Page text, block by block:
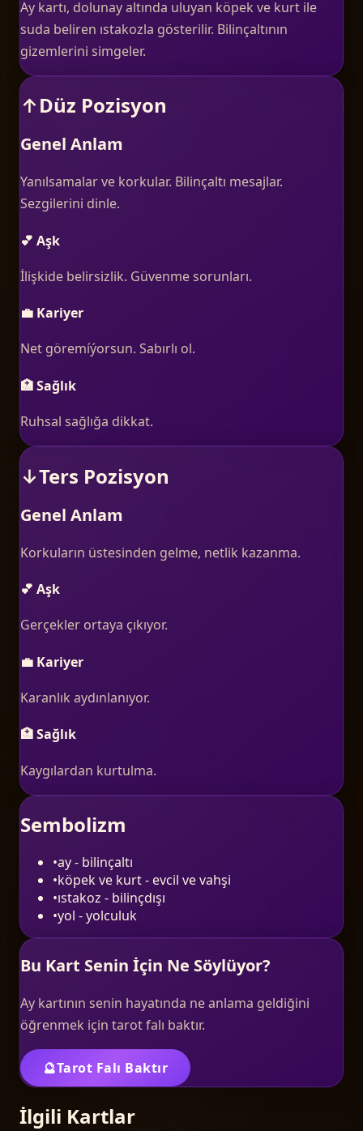
Ay kartı, dolunay altında uluyan köpek ve kurt ile
suda beliren ıstakozla gösterilir. Bilinçaltının
gizemlerini simgeler.
↑Düz Pozisyon
Genel Anlam
Yanılsamalar ve korkular. Bilinçaltı mesajlar.
Sezgilerini dinle.
💕 Aşk
İlişkide belirsizlik. Güvenme sorunları.
💼 Kariyer
Net göremíýorsun. Sabırlı ol.
🏥 Sağlık
Ruhsal sağlığa dikkat.
↓Ters Pozisyon
Genel Anlam
Korkuların üstesinden gelme, netlik kazanma.
💕 Aşk
Gerçekler ortaya çıkıyor.
💼 Kariyer
Karanlık aydınlanıyor.
🏥 Sağlık
Kaygılardan kurtulma.
Sembolizm
•ay - bilinçaltı
•köpek ve kurt - evcil ve vahşi
•ıstakoz - bilinçdışı
•yol - yolculuk
Bu Kart Senin İçin Ne Söylüyor?
Ay kartının senin hayatında ne anlama geldiğini
öğrenmek için tarot falı baktır.
🔮Tarot Falı Baktır
İlgili Kartlar